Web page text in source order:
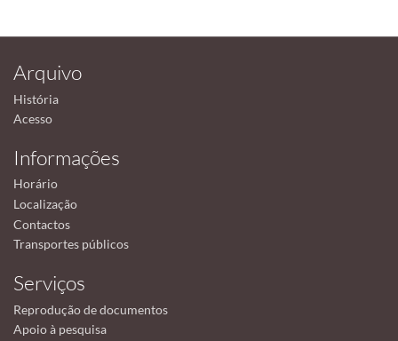
Arquivo
História
Acesso
Informações
Horário
Localização
Contactos
Transportes públicos
Serviços
Reprodução de documentos
Apoio à pesquisa